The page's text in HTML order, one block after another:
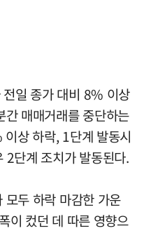
일 종가 대비 8% 이상
매매거래를 중단하는
상 하락, 1단계 발동시
단계 조치가 발동된다.
두 하락 마감한 가운
이 컸던 데 따른 영향으